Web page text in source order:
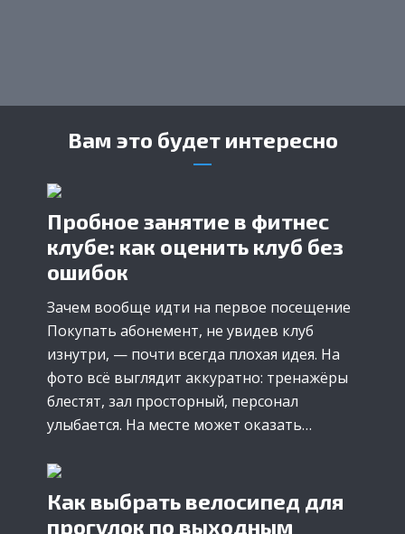
Вам это будет интересно
Пробное занятие в фитнес
клубе: как оценить клуб без
ошибок
Зачем вообще идти на первое посещение
Покупать абонемент, не увидев клуб
изнутри, — почти всегда плохая идея. На
фото всё выглядит аккуратно: тренажёры
блестят, зал просторный, персонал
улыбается. На месте может оказать…
Как выбрать велосипед для
прогулок по выходным